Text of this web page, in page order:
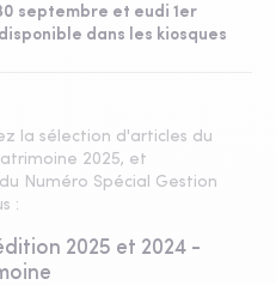
septembre et eudi 1er
dans les kiosques
la sélection d'articles du
2025, et
Numéro Spécial Gestion
:
2025 et 2024 -